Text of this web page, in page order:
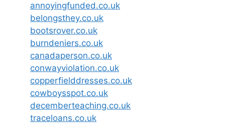
annoyingfunded.co.uk
belongsthey.co.uk
bootsrover.co.uk
burndeniers.co.uk
canadaperson.co.uk
conwayviolation.co.uk
copperfielddresses.co.uk
cowboysspot.co.uk
decemberteaching.co.uk
traceloans.co.uk